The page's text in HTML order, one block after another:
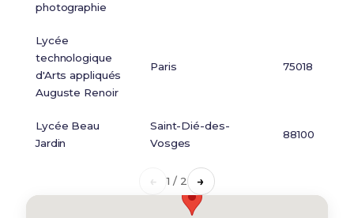
photographie
Lycée
technologique
d'Arts appliqués
Auguste Renoir
Paris 75018
Lycée Beau
Jardin
Saint-Dié-des-
Vosges
88100
← 1 / 2 →